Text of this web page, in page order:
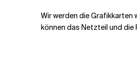
Wir werden die Grafikkarten
können das Netzteil und die